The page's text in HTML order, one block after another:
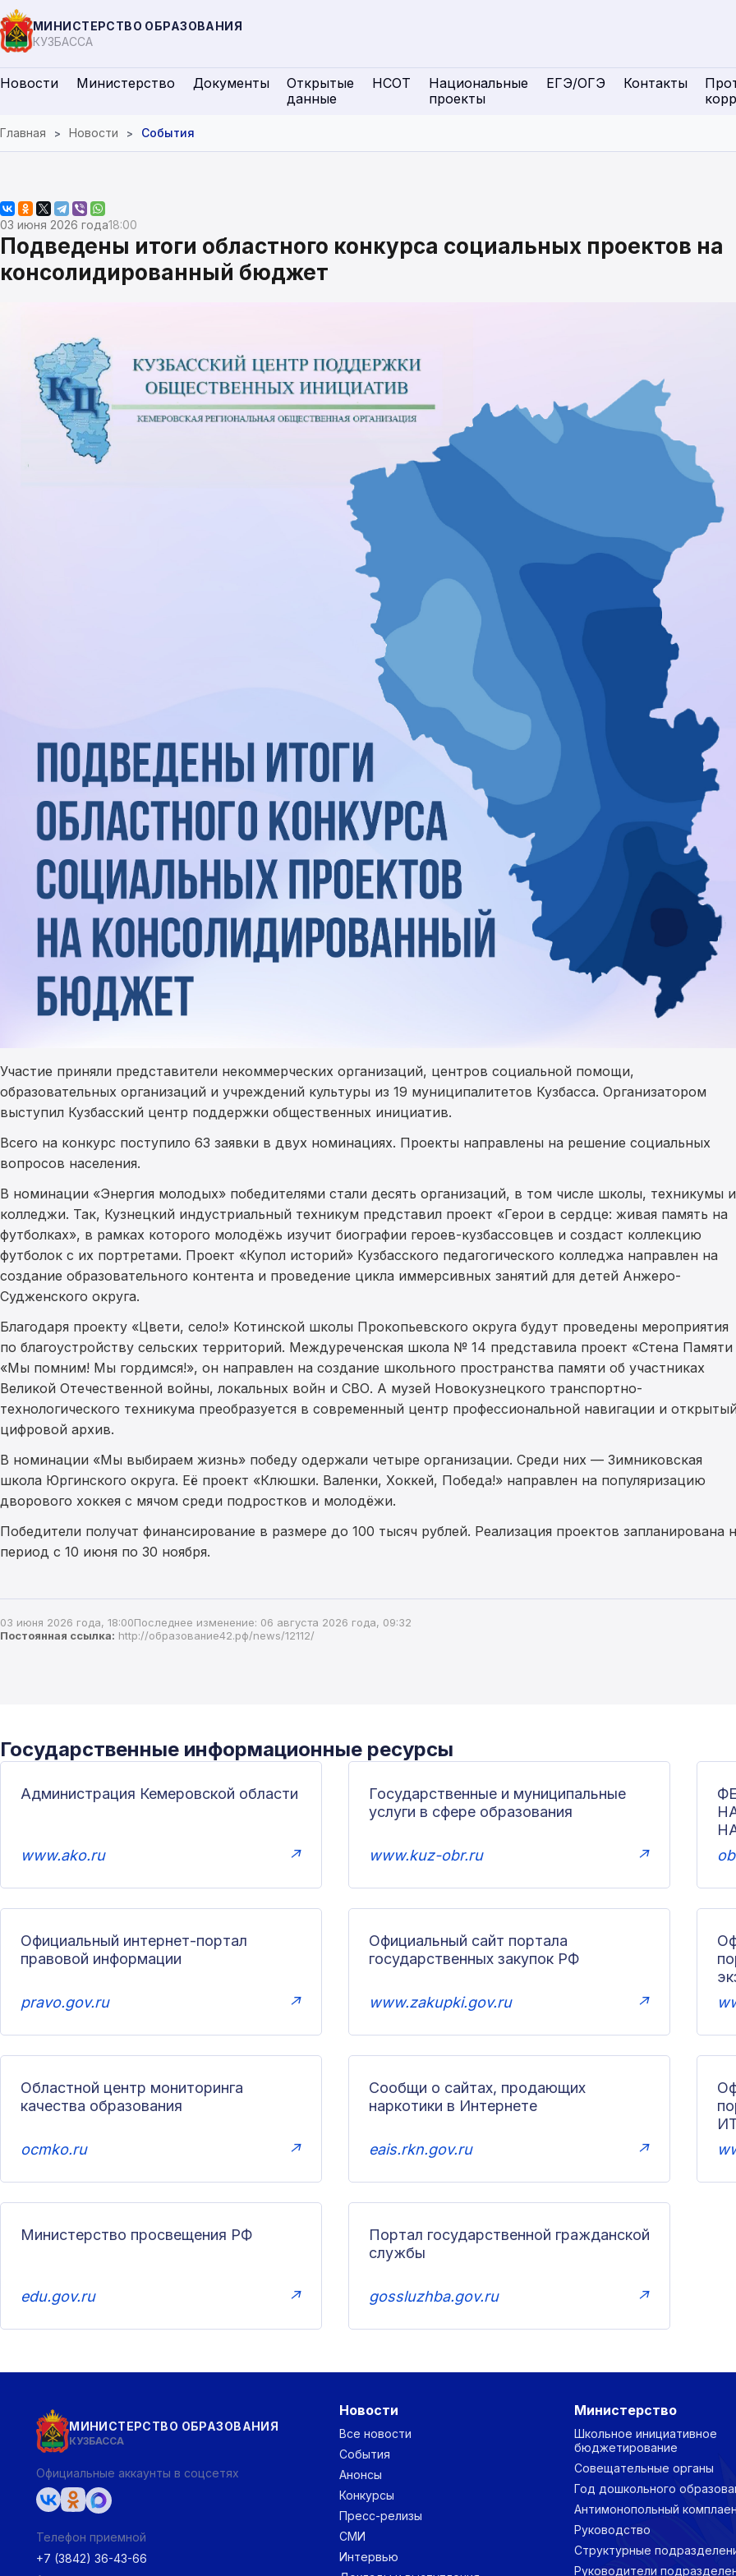
МИНИСТЕРСТВО ОБРАЗОВАНИЯ
КУЗБАССА
Новости Министерство Документы
Открытые
данные
НСОТ
Национальные
проекты
ЕГЭ/ОГЭ Контакты
Главная Новости События
03 июня 2026 года18:00
Подведены итоги областного конкурса социальных проектов на
консолидированный бюджет
Участие приняли представители некоммерческих организаций, центров социальной помощи,
образовательных организаций и учреждений культуры из 19 муниципалитетов Кузбасса. Организатором
выступил Кузбасский центр поддержки общественных инициатив.
Всего на конкурс поступило 63 заявки в двух номинациях. Проекты направлены на решение социальных
вопросов населения.
В номинации «Энергия молодых» победителями стали десять организаций, в том числе школы, техникумы и
колледжи. Так, Кузнецкий индустриальный техникум представил проект «Герои в сердце: живая память на
футболках», в рамках которого молодёжь изучит биографии героев-кузбассовцев и создаст коллекцию
футболок с их портретами. Проект «Купол историй» Кузбасского педагогического колледжа направлен на
создание образовательного контента и проведение цикла иммерсивных занятий для детей Анжеро-
Судженского округа.
Благодаря проекту «Цвети, село!» Котинской школы Прокопьевского округа будут проведены мероприятия
по благоустройству сельских территорий. Междуреченская школа № 14 представила проект «Стена Памяти
«Мы помним! Мы гордимся!», он направлен на создание школьного пространства памяти об участниках
Великой Отечественной войны, локальных войн и СВО. А музей Новокузнецкого транспортно-
технологического техникума преобразуется в современный центр профессиональной навигации и
цифровой архив.
В номинации «Мы выбираем жизнь» победу одержали четыре организации. Среди них — Зимниковская
школа Юргинского округа. Её проект «Клюшки. Валенки, Хоккей, Победа!» направлен на популяризацию
дворового хоккея с мячом среди подростков и молодёжи.
Победители получат финансирование в размере до 100 тысяч рублей. Реализация проектов запланирована
период с 10 июня по 30 ноября.
03 июня 2026 года, 18:00Последнее изменение: 06 августа 2026 года, 09:32
Постоянная ссылка: http://образование42.рф/news/12112/
Государственные информационные ресурсы
Администрация Кемеровской области
www.ako.ru ↗
Государственные и муниципальные
услуги в сфере образования
www.kuz-obr.ru ↗
Официальный интернет-портал
правовой информации
pravo.gov.ru ↗
Официальный сайт портала
государственных закупок РФ
www.zakupki.gov.ru ↗
Областной центр мониторинга
качества образования
ocmko.ru ↗
Сообщи о сайтах, продающих
наркотики в Интернете
eais.rkn.gov.ru ↗
Министерство просвещения РФ
edu.gov.ru ↗
Портал государственной гражданской
службы
gossluzhba.gov.ru ↗
МИНИСТЕРСТВО ОБРАЗОВАНИЯ
КУЗБАССА
Официальные аккаунты в соцсетях
Телефон приемной
+7 (3842) 36-43-66
Новости
Все новости
События
Анонсы
Конкурсы
Пресс-релизы
СМИ
Интервью
Министерство
Школьное инициативное
бюджетирование
Совещательные органы
Год дошкольного
Антимонопольный
Руководство
Структурные
Руководители